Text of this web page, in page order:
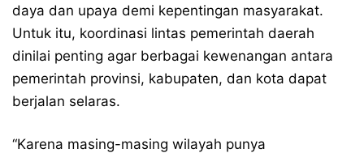
daya dan upaya demi kepentingan masyarakat.
Untuk itu, koordinasi lintas pemerintah daerah
dinilai penting agar berbagai kewenangan antara
pemerintah provinsi, kabupaten, dan kota dapat
berjalan selaras.
“Karena masing-masing wilayah punya